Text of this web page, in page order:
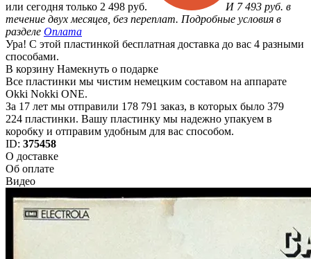
или сегодня только 2 498 руб.
И 7 493 руб. в
течение двух месяцев, без переплат. Подробные условия в
разделе Оплата
Ура! С этой пластинкой бесплатная доставка до вас 4 разными
способами.
В корзину Намекнуть о подарке
Все пластинки мы чистим немецким составом на аппарате
Okki Nokki ONE.
За 17 лет мы отправили 178 791 заказ, в которых было 379
224 пластинки. Вашу пластинку мы надежно упакуем в
коробку и отправим удобным для вас способом.
ID: 375458
О доставке
Об оплате
Видео